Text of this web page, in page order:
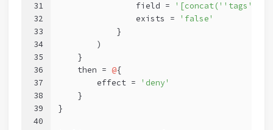
31
32
33
34
35
36
37
38
39
40
                field =
'[concat(' 'tags'
                exists =
'false'
            }
        )
    }
    then =
@{
        effect =
'deny'
    }
}